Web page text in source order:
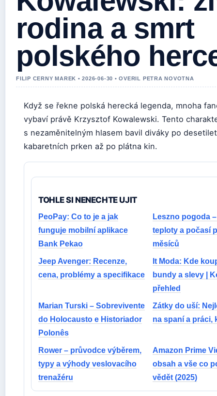
rodina a smrt
polského
FILIP CERNY MAREK • 2026-06-30 • OVERIL PETRA NOVOTNA
Když se řekne polská herecká legenda, mnoha
vybaví právě Krzysztof Kowalewski. Tento
s nezaměnitelným hlasem bavil diváky po
kabaretních prken až po plátna kin.
TOHLE SI NENECHTE UJIT
PeoPay: Co to je a jak
funguje mobilní aplikace
Bank Pekao
Leszno pogoda
teploty a počasí
měsíců
Jeep Avenger: Recenze,
cena, problémy a specifikace
It Moda: Kde
bundy a slevy |
přehled
Marian Turski – Sobrevivente
do Holocausto e Historiador
Polonês
Zátky do uší:
na spaní a práci,
Rower – průvodce výběrem,
typy a výhody veslovacího
trenažéru
Amazon Prime
obsah a vše co
vědět (2025)